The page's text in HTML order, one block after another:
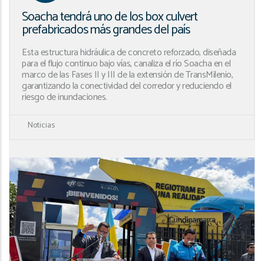
Soacha tendrá uno de los box culvert
prefabricados más grandes del país
Esta estructura hidráulica de concreto reforzado, diseñada
para el flujo continuo bajo vías, canaliza el río Soacha en el
marco de las Fases II y III de la extensión de TransMilenio,
garantizando la conectividad del corredor y reduciendo el
riesgo de inundaciones.
Noticias